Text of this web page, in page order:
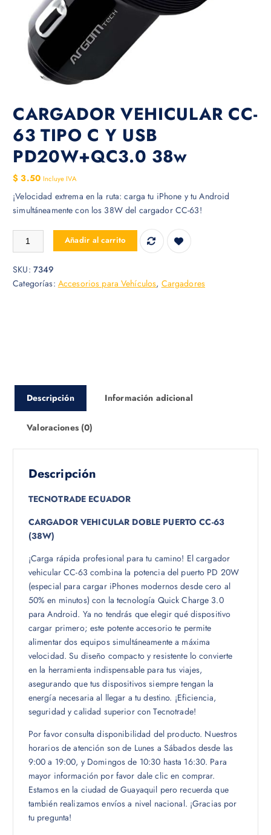
CARGADOR VEHICULAR CC-
63 TIPO C Y USB
PD20W+QC3.0 38w
$ 3.50 Incluye IVA
¡Velocidad extrema en la ruta: carga tu iPhone y tu Android
simultáneamente con los 38W del cargador CC-63!
CARGADOR VEHICULAR CC-63 TIPO C Y USB PD20W+QC3.0
Añadir al carrito
SKU: 7349
Categorías: Accesorios para Vehículos, Cargadores
Descripción Información adicional
Valoraciones (0)
Descripción
TECNOTRADE ECUADOR
CARGADOR VEHICULAR DOBLE PUERTO CC-63
(38W)
¡Carga rápida profesional para tu camino! El cargador
vehicular CC-63 combina la potencia del puerto PD 20W
(especial para cargar iPhones modernos desde cero al
50% en minutos) con la tecnología Quick Charge 3.0
para Android. Ya no tendrás que elegir qué dispositivo
cargar primero; este potente accesorio te permite
alimentar dos equipos simultáneamente a máxima
velocidad. Su diseño compacto y resistente lo convierte
en la herramienta indispensable para tus viajes,
asegurando que tus dispositivos siempre tengan la
energía necesaria al llegar a tu destino. ¡Eficiencia,
seguridad y calidad superior con Tecnotrade!
Por favor consulta disponibilidad del producto. Nuestros
horarios de atención son de Lunes a Sábados desde las
9:00 a 19:00, y Domingos de 10:30 hasta 16:30. Para
mayor información por favor dale clic en comprar.
Estamos en la ciudad de Guayaquil pero recuerda que
también realizamos envíos a nivel nacional. ¡Gracias por
tu pregunta!